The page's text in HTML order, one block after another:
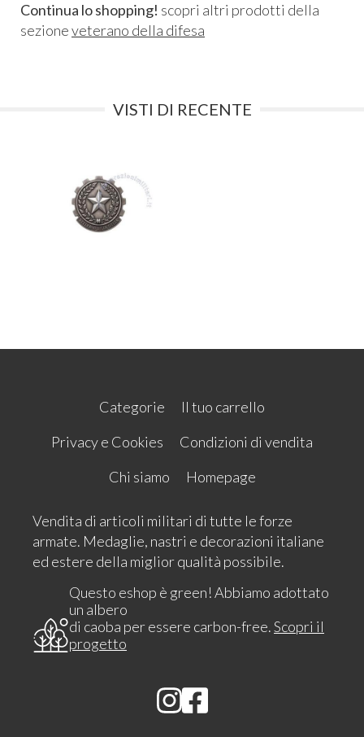
Continua lo shopping! scopri altri prodotti della
sezioneveterano della difesa
VISTI DI RECENTE
Categorie
Il tuo carrello
Privacy e Cookies
Condizioni di vendita
Chi siamo
Homepage
Vendita di articoli militari di tutte le forze
armate. Medaglie, nastri e decorazioni italiane
ed estere della miglior qualità possibile.
Questo eshop è green! Abbiamo adottato
un albero
di caoba per essere carbon-free.Scopri il
progetto